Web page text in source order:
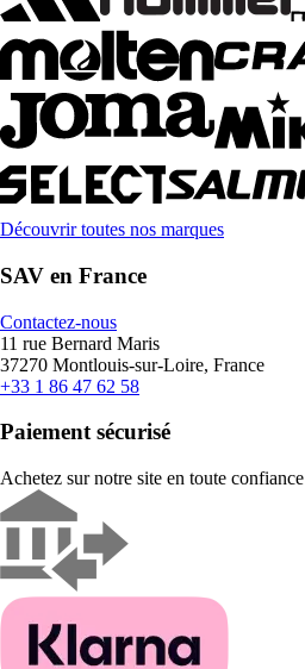
Découvrir toutes nos marques
SAV en France
Contactez-nous
11 rue Bernard Maris
37270 Montlouis-sur-Loire, France
+33 1 86 47 62 58
Paiement sécurisé
Achetez sur notre site en toute confiance